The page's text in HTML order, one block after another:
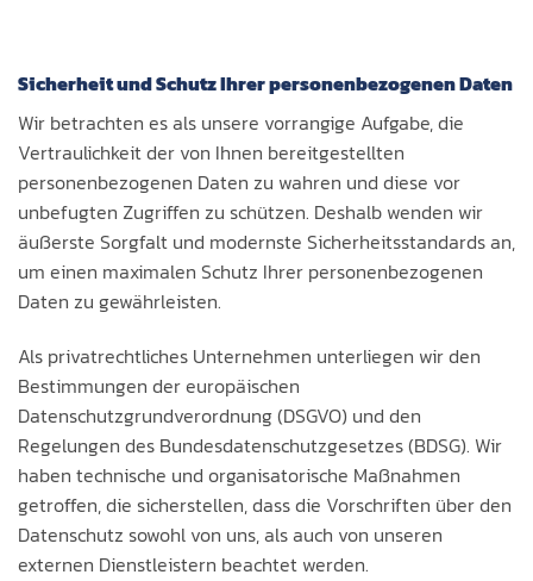
Sicherheit und Schutz Ihrer personenbezogenen Daten
Wir betrachten es als unsere vorrangige Aufgabe, die
Vertraulichkeit der von Ihnen bereitgestellten
personenbezogenen Daten zu wahren und diese vor
unbefugten Zugriffen zu schützen. Deshalb wenden wir
äußerste Sorgfalt und modernste Sicherheitsstandards an,
um einen maximalen Schutz Ihrer personenbezogenen
Daten zu gewährleisten.
Als privatrechtliches Unternehmen unterliegen wir den
Bestimmungen der europäischen
Datenschutzgrundverordnung (DSGVO) und den
Regelungen des Bundesdatenschutzgesetzes (BDSG). Wir
haben technische und organisatorische Maßnahmen
getroffen, die sicherstellen, dass die Vorschriften über den
Datenschutz sowohl von uns, als auch von unseren
externen Dienstleistern beachtet werden.